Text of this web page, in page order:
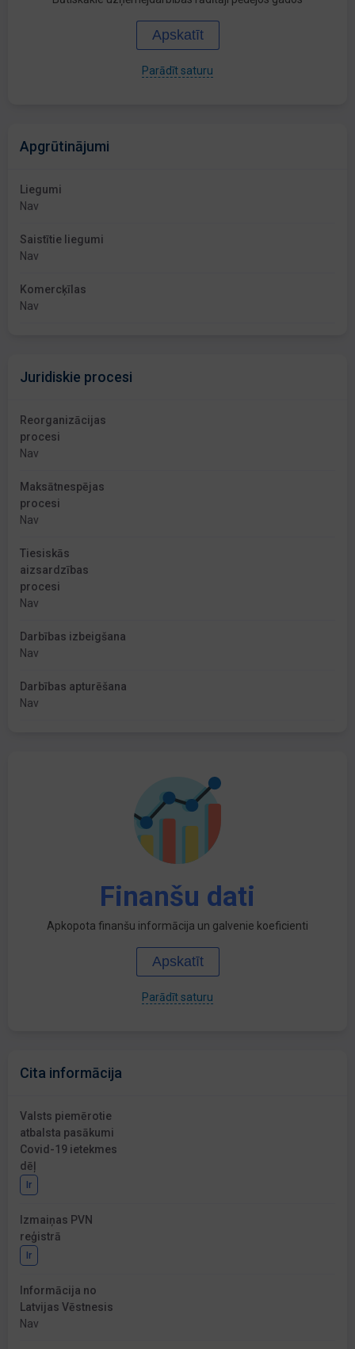
Apskatīt
Parādīt saturu
Apgrūtinājumi
Liegumi
Nav
Saistītie liegumi
Nav
Komercķīlas
Nav
Juridiskie procesi
Reorganizācijas
procesi
Nav
Maksātnespējas
procesi
Nav
Tiesiskās
aizsardzības
procesi
Nav
Darbības izbeigšana
Nav
Darbības apturēšana
Nav
Finanšu dati
Apkopota finanšu informācija un galvenie koeficienti
Apskatīt
Parādīt saturu
Cita informācija
Valsts piemērotie
atbalsta pasākumi
Covid-19 ietekmes
dēļ
Ir
Izmaiņas PVN
reģistrā
Ir
Informācija no
Latvijas Vēstnesis
Nav